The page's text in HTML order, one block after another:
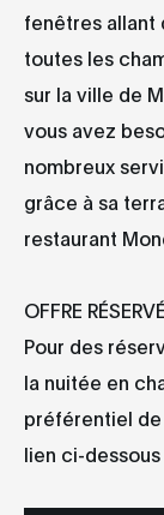
fenêtres allant
toutes les
sur la ville de
vous avez
nombreux
grâce à sa
restaurant
OFFRE
Pour des
la nuitée en
préférentiel de
lien ci-